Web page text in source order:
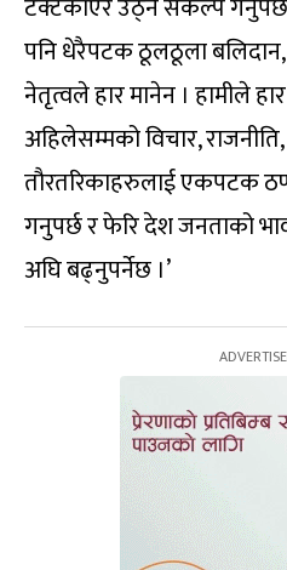
टक्टकाएर उठ्ने संकल्प
पनि धेरैपटक ठूलठूला बलिदान,
नेतृत्वले हार मानेन । हामीले हार
अहिलेसम्मको विचार,
तौरतरिकाहरुलाई एकपटक
गनुपर्छ र फेरि देश जनताको
अघि बढ्नुपर्नेछ ।’